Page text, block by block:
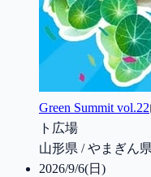
Green Summit vol.22
ト広場
山形県 / やまぎん
2026/9/6(日)